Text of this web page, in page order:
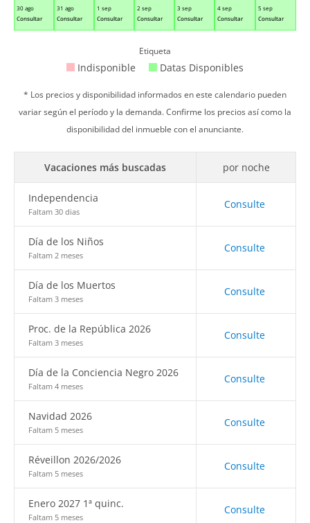
30 ago
Consultar
31 ago
Consultar
1 sep
Consultar
2 sep
Consultar
3 sep
Consultar
4 sep
Consultar
5 sep
Consultar
Etiqueta
Indisponible Datas Disponibles
* Los precios y disponibilidad informados en este calendario pueden
variar según el período y la demanda. Confirme los precios así como la
disponibilidad del inmueble con el anunciante.
Vacaciones más buscadas por noche
Independencia
Faltam 30 dias
Consulte
Día de los Niños
Faltam 2 meses
Consulte
Día de los Muertos
Faltam 3 meses
Consulte
Proc. de la República 2026
Faltam 3 meses
Consulte
Día de la Conciencia Negro 2026
Faltam 4 meses
Consulte
Navidad 2026
Faltam 5 meses
Consulte
Réveillon 2026/2026
Faltam 5 meses
Consulte
Enero 2027 1ª quinc.
Faltam 5 meses
Consulte